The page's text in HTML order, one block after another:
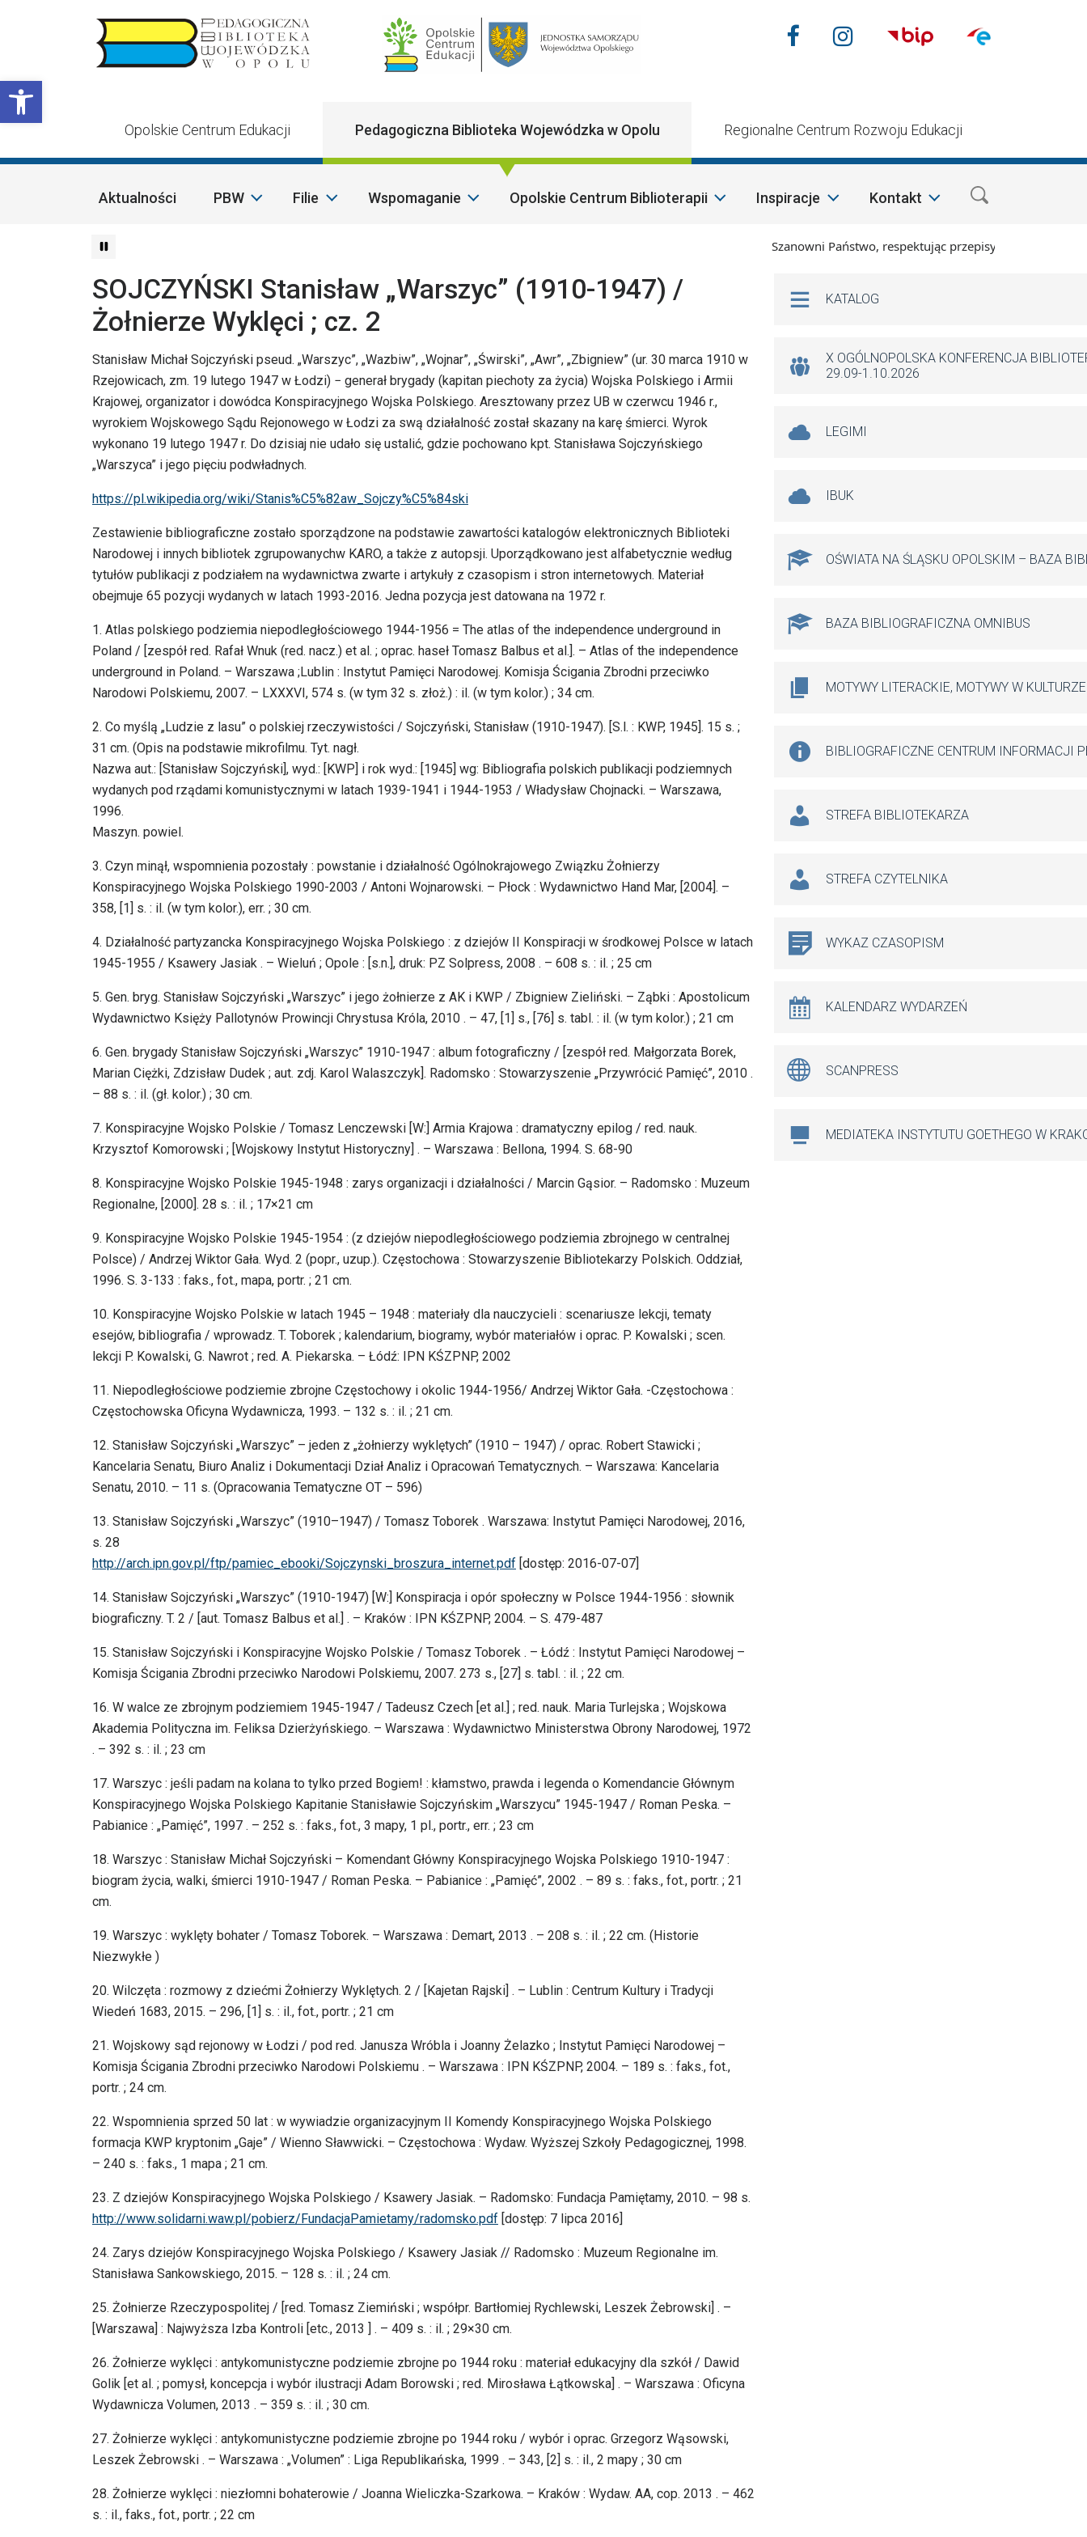
Otwórz pasek narzędzi
Main Navigation
Nasze media
FacebookInstagram
Opolskie Centrum Edukacji Pedagogiczna Biblioteka Wojewódzka w Opolu Regionalne Centrum Rozwoju Edukacji
Aktualności PBW Filie Wspomaganie Opolskie Centrum Biblioterapii Inspiracje Kontakt
Szanowni Państwo, respektując przepisy prawa i mając na
SOJCZYŃSKI Stanisław „Warszyc” (1910-1947) /
Żołnierze Wyklęci ; cz. 2
Stanisław Michał Sojczyński pseud. „Warszyc”, „Wazbiw”, „Wojnar”, „Świrski”, „Awr”, „Zbigniew” (ur. 30 marca 1910 w
Rzejowicach, zm. 19 lutego 1947 w Łodzi) − generał brygady (kapitan piechoty za życia) Wojska Polskiego i Armii
Krajowej, organizator i dowódca Konspiracyjnego Wojska Polskiego. Aresztowany przez UB w czerwcu 1946 r.,
wyrokiem Wojskowego Sądu Rejonowego w Łodzi za swą działalność został skazany na karę śmierci. Wyrok
wykonano 19 lutego 1947 r. Do dzisiaj nie udało się ustalić, gdzie pochowano kpt. Stanisława Sojczyńskiego
„Warszyca” i jego pięciu podwładnych.
https://pl.wikipedia.org/wiki/Stanis%C5%82aw_Sojczy%C5%84ski
Zestawienie bibliograficzne zostało sporządzone na podstawie zawartości katalogów elektronicznych Biblioteki
Narodowej i innych bibliotek zgrupowanychw KARO, a także z autopsji. Uporządkowano jest alfabetycznie według
tytułów publikacji z podziałem na wydawnictwa zwarte i artykuły z czasopism i stron internetowych. Materiał
obejmuje 65 pozycji wydanych w latach 1993-2016. Jedna pozycja jest datowana na 1972 r.
1. Atlas polskiego podziemia niepodległościowego 1944-1956 = The atlas of the independence underground in
Poland / [zespół red. Rafał Wnuk (red. nacz.) et al. ; oprac. haseł Tomasz Balbus et al.]. – Atlas of the independence
underground in Poland. – Warszawa ;Lublin : Instytut Pamięci Narodowej. Komisja Ścigania Zbrodni przeciwko
Narodowi Polskiemu, 2007. – LXXXVI, 574 s. (w tym 32 s. złoż.) : il. (w tym kolor.) ; 34 cm.
2. Co myślą „Ludzie z lasu” o polskiej rzeczywistości / Sojczyński, Stanisław (1910-1947). [S.l. : KWP, 1945]. 15 s. ;
31 cm. (Opis na podstawie mikrofilmu. Tyt. nagł.
Nazwa aut.: [Stanisław Sojczyński], wyd.: [KWP] i rok wyd.: [1945] wg: Bibliografia polskich publikacji podziemnych
wydanych pod rządami komunistycznymi w latach 1939-1941 i 1944-1953 / Władysław Chojnacki. – Warszawa,
1996.
Maszyn. powiel.
3. Czyn minął, wspomnienia pozostały : powstanie i działalność Ogólnokrajowego Związku Żołnierzy
Konspiracyjnego Wojska Polskiego 1990-2003 / Antoni Wojnarowski. – Płock : Wydawnictwo Hand Mar, [2004]. –
358, [1] s. : il. (w tym kolor.), err. ; 30 cm.
4. Działalność partyzancka Konspiracyjnego Wojska Polskiego : z dziejów II Konspiracji w środkowej Polsce w latach
1945-1955 / Ksawery Jasiak . – Wieluń ; Opole : [s.n.], druk: PZ Solpress, 2008 . – 608 s. : il. ; 25 cm
5. Gen. bryg. Stanisław Sojczyński „Warszyc” i jego żołnierze z AK i KWP / Zbigniew Zieliński. – Ząbki : Apostolicum
Wydawnictwo Księży Pallotynów Prowincji Chrystusa Króla, 2010 . – 47, [1] s., [76] s. tabl. : il. (w tym kolor.) ; 21 cm
6. Gen. brygady Stanisław Sojczyński „Warszyc” 1910-1947 : album fotograficzny / [zespół red. Małgorzata Borek,
Marian Ciężki, Zdzisław Dudek ; aut. zdj. Karol Walaszczyk]. Radomsko : Stowarzyszenie „Przywrócić Pamięć”, 2010 .
– 88 s. : il. (gł. kolor.) ; 30 cm.
7. Konspiracyjne Wojsko Polskie / Tomasz Lenczewski [W:] Armia Krajowa : dramatyczny epilog / red. nauk.
Krzysztof Komorowski ; [Wojskowy Instytut Historyczny] . – Warszawa : Bellona, 1994. S. 68-90
8. Konspiracyjne Wojsko Polskie 1945-1948 : zarys organizacji i działalności / Marcin Gąsior. – Radomsko : Muzeum
Regionalne, [2000]. 28 s. : il. ; 17×21 cm
9. Konspiracyjne Wojsko Polskie 1945-1954 : (z dziejów niepodległościowego podziemia zbrojnego w centralnej
Polsce) / Andrzej Wiktor Gała. Wyd. 2 (popr., uzup.). Częstochowa : Stowarzyszenie Bibliotekarzy Polskich. Oddział,
1996. S. 3-133 : faks., fot., mapa, portr. ; 21 cm.
10. Konspiracyjne Wojsko Polskie w latach 1945 – 1948 : materiały dla nauczycieli : scenariusze lekcji, tematy
esejów, bibliografia / wprowadz. T. Toborek ; kalendarium, biogramy, wybór materiałów i oprac. P. Kowalski ; scen.
lekcji P. Kowalski, G. Nawrot ; red. A. Piekarska. – Łódź: IPN KŚZPNP, 2002
11. Niepodległościowe podziemie zbrojne Częstochowy i okolic 1944-1956/ Andrzej Wiktor Gała. -Częstochowa :
Częstochowska Oficyna Wydawnicza, 1993. – 132 s. : il. ; 21 cm.
12. Stanisław Sojczyński „Warszyc” – jeden z „żołnierzy wyklętych” (1910 – 1947) / oprac. Robert Stawicki ;
Kancelaria Senatu, Biuro Analiz i Dokumentacji Dział Analiz i Opracowań Tematycznych. – Warszawa: Kancelaria
Senatu, 2010. – 11 s. (Opracowania Tematyczne OT – 596)
13. Stanisław Sojczyński „Warszyc” (1910–1947) / Tomasz Toborek . Warszawa: Instytut Pamięci Narodowej, 2016,
s. 28
http://arch.ipn.gov.pl/ftp/pamiec_ebooki/Sojczynski_broszura_internet.pdf [dostęp: 2016-07-07]
14. Stanisław Sojczyński „Warszyc” (1910-1947) [W:] Konspiracja i opór społeczny w Polsce 1944-1956 : słownik
biograficzny. T. 2 / [aut. Tomasz Balbus et al.] . – Kraków : IPN KŚZPNP, 2004. – S. 479-487
15. Stanisław Sojczyński i Konspiracyjne Wojsko Polskie / Tomasz Toborek . – Łódź : Instytut Pamięci Narodowej –
Komisja Ścigania Zbrodni przeciwko Narodowi Polskiemu, 2007. 273 s., [27] s. tabl. : il. ; 22 cm.
16. W walce ze zbrojnym podziemiem 1945-1947 / Tadeusz Czech [et al.] ; red. nauk. Maria Turlejska ; Wojskowa
Akademia Polityczna im. Feliksa Dzierżyńskiego. – Warszawa : Wydawnictwo Ministerstwa Obrony Narodowej, 1972
. – 392 s. : il. ; 23 cm
17. Warszyc : jeśli padam na kolana to tylko przed Bogiem! : kłamstwo, prawda i legenda o Komendancie Głównym
Konspiracyjnego Wojska Polskiego Kapitanie Stanisławie Sojczyńskim „Warszycu” 1945-1947 / Roman Peska. –
Pabianice : „Pamięć”, 1997 . – 252 s. : faks., fot., 3 mapy, 1 pl., portr., err. ; 23 cm
18. Warszyc : Stanisław Michał Sojczyński – Komendant Główny Konspiracyjnego Wojska Polskiego 1910-1947 :
biogram życia, walki, śmierci 1910-1947 / Roman Peska. – Pabianice : „Pamięć”, 2002 . – 89 s. : faks., fot., portr. ; 21
cm.
19. Warszyc : wyklęty bohater / Tomasz Toborek. – Warszawa : Demart, 2013 . – 208 s. : il. ; 22 cm. (Historie
Niezwykłe )
20. Wilczęta : rozmowy z dziećmi Żołnierzy Wyklętych. 2 / [Kajetan Rajski] . – Lublin : Centrum Kultury i Tradycji
Wiedeń 1683, 2015. – 296, [1] s. : il., fot., portr. ; 21 cm
21. Wojskowy sąd rejonowy w Łodzi / pod red. Janusza Wróbla i Joanny Żelazko ; Instytut Pamięci Narodowej –
Komisja Ścigania Zbrodni przeciwko Narodowi Polskiemu . – Warszawa : IPN KŚZPNP, 2004. – 189 s. : faks., fot.,
portr. ; 24 cm.
22. Wspomnienia sprzed 50 lat : w wywiadzie organizacyjnym II Komendy Konspiracyjnego Wojska Polskiego
formacja KWP kryptonim „Gaje” / Wienno Sławwicki. – Częstochowa : Wydaw. Wyższej Szkoły Pedagogicznej, 1998.
– 240 s. : faks., 1 mapa ; 21 cm.
23. Z dziejów Konspiracyjnego Wojska Polskiego / Ksawery Jasiak. – Radomsko: Fundacja Pamiętamy, 2010. – 98 s.
http://www.solidarni.waw.pl/pobierz/FundacjaPamietamy/radomsko.pdf [dostęp: 7 lipca 2016]
24. Zarys dziejów Konspiracyjnego Wojska Polskiego / Ksawery Jasiak // Radomsko : Muzeum Regionalne im.
Stanisława Sankowskiego, 2015. – 128 s. : il. ; 24 cm.
25. Żołnierze Rzeczypospolitej / [red. Tomasz Ziemiński ; współpr. Bartłomiej Rychlewski, Leszek Żebrowski] . –
[Warszawa] : Najwyższa Izba Kontroli [etc., 2013 ] . – 409 s. : il. ; 29×30 cm.
26. Żołnierze wyklęci : antykomunistyczne podziemie zbrojne po 1944 roku : materiał edukacyjny dla szkół / Dawid
Golik [et al. ; pomysł, koncepcja i wybór ilustracji Adam Borowski ; red. Mirosława Łątkowska] . – Warszawa : Oficyna
Wydawnicza Volumen, 2013 . – 359 s. : il. ; 30 cm.
27. Żołnierze wyklęci : antykomunistyczne podziemie zbrojne po 1944 roku / wybór i oprac. Grzegorz Wąsowski,
Leszek Żebrowski . – Warszawa : „Volumen” : Liga Republikańska, 1999 . – 343, [2] s. : il., 2 mapy ; 30 cm
28. Żołnierze wyklęci : niezłomni bohaterowie / Joanna Wieliczka-Szarkowa. – Kraków : Wydaw. AA, cop. 2013 . – 462
s. : il., faks., fot., portr. ; 22 cm
Na skróty
KATALOG
X OGÓLNOPOLSKA KONFERENCJA
29.09-1.10.2026
LEGIMI
IBUK
OŚWIATA NA ŚLĄSKU OPOLSKIM – BAZA
BAZA BIBLIOGRAFICZNA OMNIBUS
MOTYWY LITERACKIE, MOTYWY W KULTURZE
BIBLIOGRAFICZNE CENTRUM INFORMACJI
STREFA BIBLIOTEKARZA
STREFA CZYTELNIKA
WYKAZ CZASOPISM
KALENDARZ WYDARZEŃ
SCANPRESS
MEDIATEKA INSTYTUTU GOETHEGO W